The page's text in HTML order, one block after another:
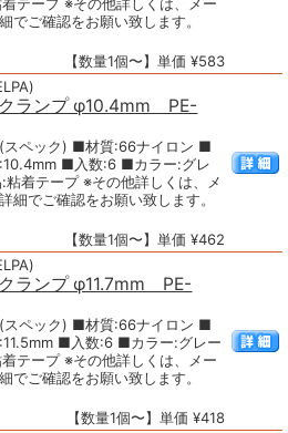
でご確認をお願い致します。
【数量1個〜】単価 ¥583
ランプ φ10.4mm PE-
スペック) ■材質:66ナイロン ■
■入数:6 ■カラー:グレ
着テープ ※その他詳しくは、メ
細でご確認をお願い致します。
【数量1個〜】単価 ¥462
ランプ φ11.7mm PE-
スペック) ■材質:66ナイロン ■
■入数:6 ■カラー:グレー
テープ ※その他詳しくは、メー
でご確認をお願い致します。
【数量1個〜】単価 ¥418